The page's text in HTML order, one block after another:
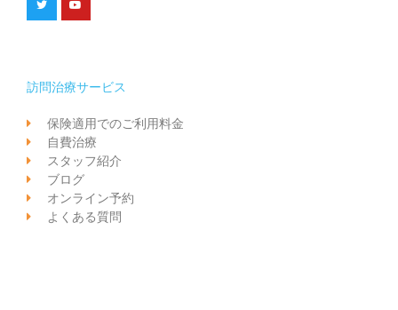
訪問治療サービス
保険適用でのご利用料金
自費治療
スタッフ紹介
ブログ
オンライン予約
よくある質問